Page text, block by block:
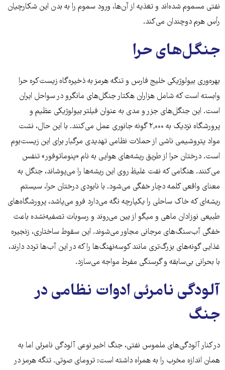
نفتی مسموم شده‌اند و تغذیه از آن‌ها، ورود سموم را به بدن این شکارچیان
رأس هرم دوچندان می‌کند.
جنگل‌های حرا
بهره‌وری بیولوژیکی خلیج فارس و تنگه هرمز به ذخیره‌گاه زیست‌کره حرا
وابسته است که شامل هزاران هکتار جنگل‌های مانگرو در سواحل ایران
است. این جنگل‌های جزر و مدی به عنوان فیلتر بیولوژیکی عظیم و
پرورشگاه نزدیک به ۲,۰۰۰ گونه جانوری عمل می‌کنند. با این حال، نشت
مواد پتروشیمی ناشی از حملات نظامی تهدیدی مرگبار برای این زیست‌بوم
است. درختان حرا از طریق ریشه‌های هوایی به نام «پنوماتوفور» تنفس
می‌کنند. هنگامی که نفت غلیظ روی این ریشه‌ها را می‌پوشاند، جنگل به
معنای واقعی کلمه دچار خفگی می‌شود. با نابودی درختان حرا، سیستم
ریشه‌ای که خاک ساحلی را یکپارچه نگه می‌دارد فرو می‌پاشد، پرورشگاه‌های
طبیعی نوزادان ماهی و میگو از بین می‌روند و رسوبات تصفیه‌نشده باعث
خفگی آب‌سنگ‌های مرجانی مجاور می‌شوند. این سقوط ساختاری، زنجیره
غذایی گونه‌های بزرگ‌تری مانند کوسه‌نهنگ‌ها را که در این آب‌ها تردد دارند،
با بحرانی بی‌سابقه و گرسنگی مفرط مواجه می‌سازد.
آلودگی نامرئی ادوات نظامی در
جنگ
در کنار آلودگی‌های ملموس نفتی، جنگ اخیر نوعی آلودگی نامرئی اما به
همان اندازه مخرب را به همراه داشته است: ترومای صوتی. تنگه هرمز در